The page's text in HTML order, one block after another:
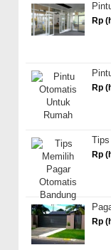
Rp
Rp
Rp
Rp